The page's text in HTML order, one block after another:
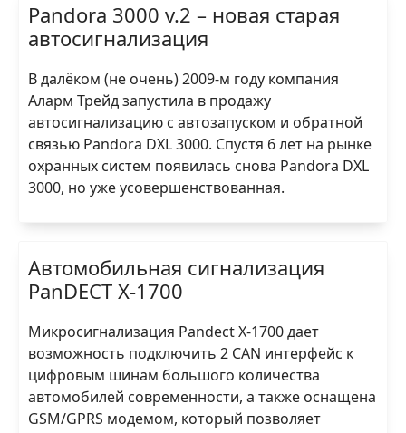
Pandora 3000 v.2 – новая старая
автосигнализация
В далёком (не очень) 2009-м году компания
Аларм Трейд запустила в продажу
автосигнализацию с автозапуском и обратной
связью Pandora DXL 3000. Спустя 6 лет на рынке
охранных систем появилась снова Pandora DXL
3000, но уже усовершенствованная.
Автомобильная сигнализация
PanDECT X-1700
Микросигнализация Pandect X-1700 дает
возможность подключить 2 CAN интерфейс к
цифровым шинам большого количества
автомобилей современности, а также оснащена
GSM/GPRS модемом, который позволяет